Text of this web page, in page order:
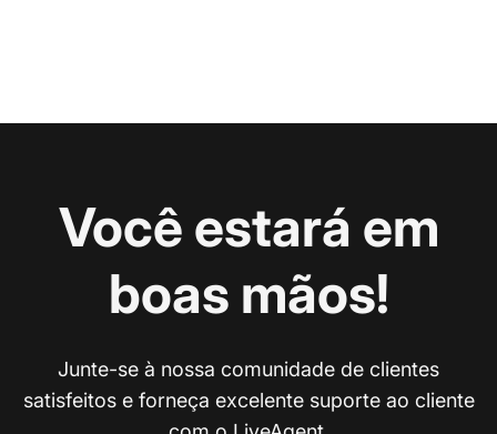
Você estará em
boas mãos!
Junte-se à nossa comunidade de clientes
satisfeitos e forneça excelente suporte ao cliente